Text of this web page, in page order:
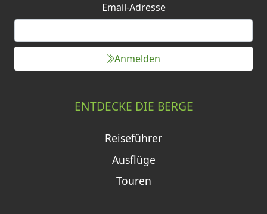
Email-Adresse
Anmelden
ENTDECKE DIE BERGE
Reiseführer
Ausflüge
Touren